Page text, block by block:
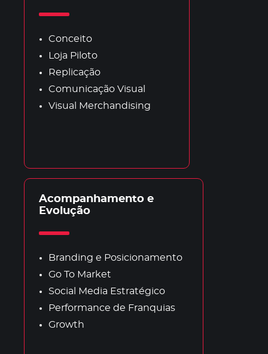
Conceito
Loja Piloto
Replicação
Comunicação Visual
Visual Merchandising
Acompanhamento e
Evolução
Branding e Posicionamento
Go To Market
Social Media Estratégico
Performance de Franquias
Growth